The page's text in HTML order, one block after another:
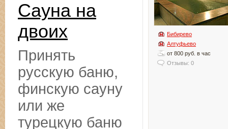
Бибирево
Алтуфьево
от 800 руб. в час
Отзывы: 0
Сауна на
двоих
Принять
русскую баню,
финскую сауну
или же
турецкую баню